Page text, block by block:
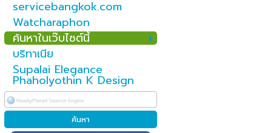
servicebangkok.com
Watcharaphon
ค้นหาในเว๊บไซต์นี้
บริทาเนีย
Supalai Elegance
Phaholyothin K Design